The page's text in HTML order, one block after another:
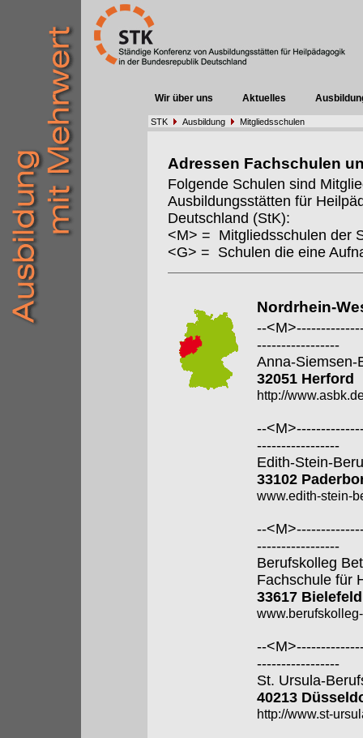
Wir über uns Aktuelles
STK Ausbildung Mitgliedsschulen
Adressen Fachschulen
Folgende Schulen sind
Ausbildungsstätten für
Deutschland (StK):
<M> = Mitgliedsschulen der
<G> = Schulen die eine
Nordrhein-
--
-----------------
Anna-Siemsen-
32051 Herford
http://
--
-----------------
Edith-Stein-
33102
www.edith-stein-
--
-----------------
Berufskolleg
Fachschule für
33617 Bielefeld
--
-----------------
St. Ursula-
40213
http://www.st-